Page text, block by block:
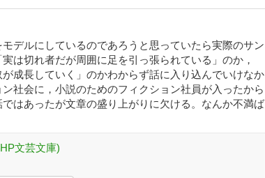
デルにしているのであろうと思っていたら実際のサン
は切れ者だが周囲に足を引っ張られている」のか，
が成長していく」のかわからず話に入り込んでいけなか
社会に，小説のためのフィクション社員が入ったから
はあったが文章の盛り上がりに欠ける。なんか不満ば
文芸文庫)